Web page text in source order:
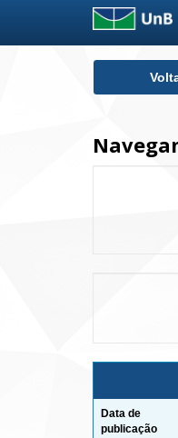
Data de
publicação